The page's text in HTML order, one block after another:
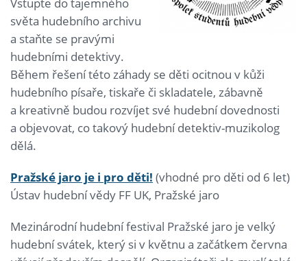
Vstupte do tajemného
světa hudebního archivu
a staňte se pravými
hudebními detektivy.
Během řešení této záhady se děti ocitnou v kůži
hudebního písaře, tiskaře či skladatele, zábavně
a kreativně budou rozvíjet své hudební dovednosti
a objevovat, co takový hudební detektiv-muzikolog
dělá.
Pražské jaro je i pro děti! (vhodné pro děti od 6 let)
Ústav hudební vědy FF UK, Pražské jaro
Mezinárodní hudební festival Pražské jaro je velký
hudební svátek, který si v květnu a začátkem června